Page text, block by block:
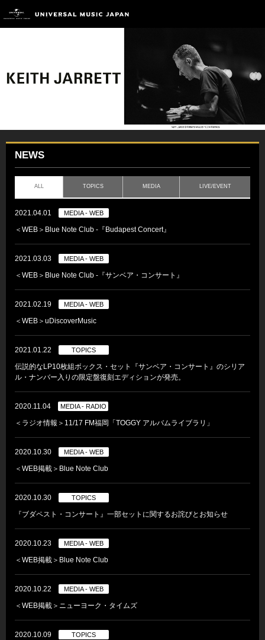
NEWS
ALL TOPICS MEDIA LIVE/EVENT
2021.04.01 MEDIA - WEB
＜WEB＞Blue Note Club ‐『Budapest Concert』
2021.03.03 MEDIA - WEB
＜WEB＞Blue Note Club ‐『サンベア・コンサート』
2021.02.19 MEDIA - WEB
＜WEB＞uDiscoverMusic
2021.01.22 TOPICS
伝説的なLP10枚組ボックス・セット『サンベア・コンサート』のシリア
ル・ナンバー入りの限定盤復刻エディションが発売。
2020.11.04 MEDIA - RADIO
＜ラジオ情報＞11/17 FM福岡「TOGGY アルバムライブラリ」
2020.10.30 MEDIA - WEB
＜WEB掲載＞Blue Note Club
2020.10.30 TOPICS
『ブダペスト・コンサート』一部セットに関するお詫びとお知らせ
2020.10.23 MEDIA - WEB
＜WEB掲載＞Blue Note Club
2020.10.22 MEDIA - WEB
＜WEB掲載＞ニューヨーク・タイムズ
2020.10.09 TOPICS